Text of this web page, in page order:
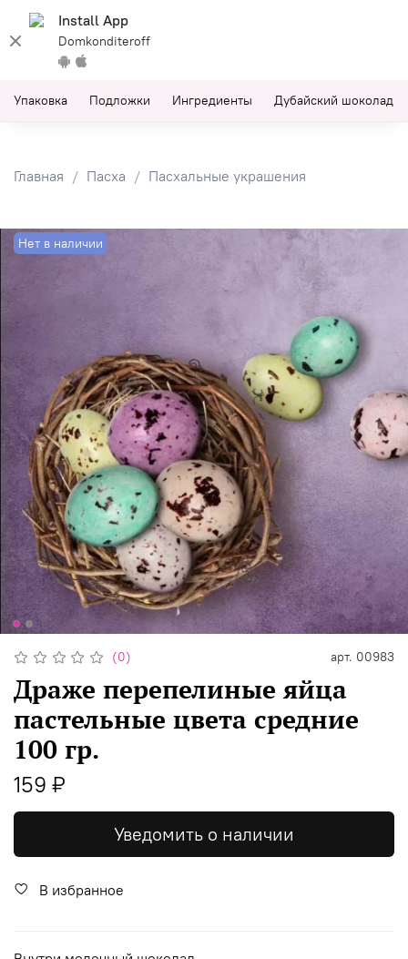
Install App
Domkonditeroff
Упаковка Подложки Ингредиенты Дубайский шоколад
Главная Пасха Пасхальные украшения
Нет в наличии
(0) арт. 00983
Драже перепелиные яйца
пастельные цвета средние
100 гр.
159 ₽
Уведомить о наличии
В избранное